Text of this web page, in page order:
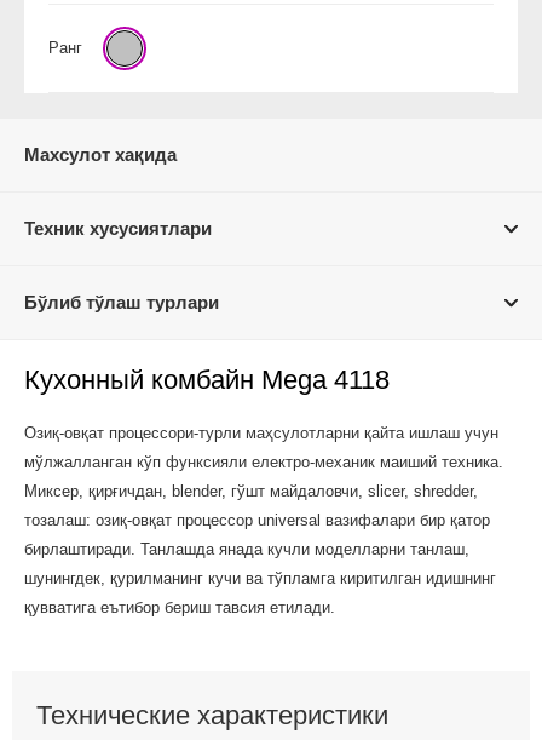
Ранг
Махсулот хақида
Техник хусусиятлари
Бўлиб тўлаш турлари
Кухонный комбайн Mega 4118
Озиқ-овқат процессори-турли маҳсулотларни қайта ишлаш учун
мўлжалланган кўп функсияли електро-механик маиший техника.
Миксер, қирғичдан, blender, гўшт майдаловчи, slicer, shredder,
тозалаш: озиқ-овқат процессор universal вазифалари бир қатор
бирлаштиради. Танлашда янада кучли моделларни танлаш,
шунингдек, қурилманинг кучи ва тўпламга киритилган идишнинг
қувватига еътибор бериш тавсия етилади.
Технические характеристики